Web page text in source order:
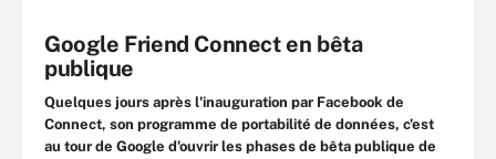
Google Friend Connect en bêta
publique
Quelques jours après l'inauguration par Facebook de
Connect, son programme de portabilité de données, c'est
au tour de Google d'ouvrir les phases de bêta publique de